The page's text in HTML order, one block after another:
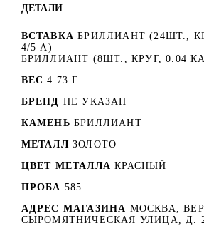
ДЕТАЛИ
ВСТАВКА БРИЛЛИАНТ (24ШТ.,
4/5 А)
БРИЛЛИАНТ (8ШТ., КРУГ, 0.04
ВЕС 4.73 Г
БРЕНД НЕ УКАЗАН
КАМЕНЬ БРИЛЛИАНТ
МЕТАЛЛ ЗОЛОТО
ЦВЕТ МЕТАЛЛА КРАСНЫЙ
ПРОБА 585
АДРЕС МАГАЗИНА МОСКВА,
СЫРОМЯТНИЧЕСКАЯ УЛИЦА, Д.